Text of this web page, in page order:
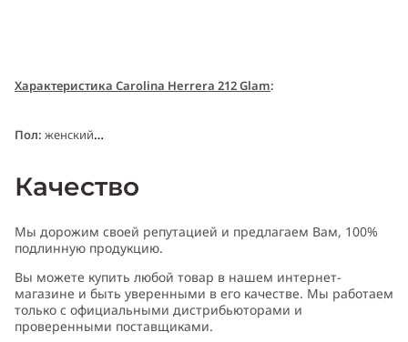
Характеристика Carolina Herrera 212 Glam:
Пол: женский
Тип аромата:восточный, гурманский
Cодержит ноты:сахарная вата, конфеты ирис, сладкие ноты,
ирис, древесные ноты, роза
Год выпуска:2012
Качество
Мы дорожим своей репутацией и предлагаем Вам, 100%
подлинную продукцию.
Вы можете купить любой товар в нашем интернет-
магазине и быть уверенными в его качестве. Мы работаем
только с официальными дистрибьюторами и
проверенными поставщиками.